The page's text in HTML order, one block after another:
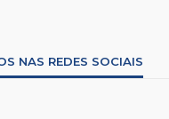
NAS REDES SOCIAIS